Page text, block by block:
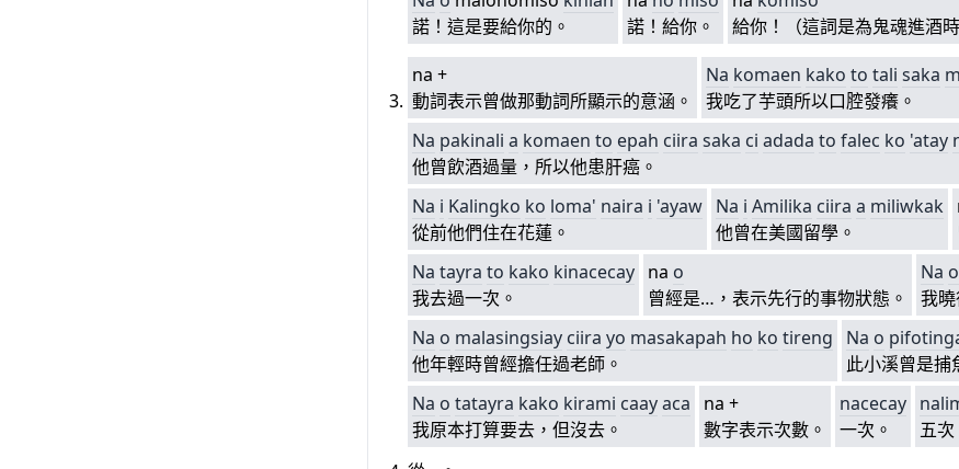
諾！這是要給你的。
諾！給你。
給你！（這詞是為鬼魂進酒
na +
動詞表示曾做那動詞所顯示的意涵。
Na komaen kako to tali saka
我吃了芋頭所以口腔發癢。
Na pakinali a komaen to epah ciira saka ci adada to falec ko 'atay
他曾飲酒過量，所以他患肝癌。
Na i Kalingko ko loma' naira i 'ayaw
從前他們住在花蓮。
Na i Amilika ciira a miliwkak
他曾在美國留學。
Na tayra to kako kinacecay
我去過一次。
na o
曾經是…，表示先行的事物狀態。
Na o
我曉
Na o malasingsiay ciira yo masakapah ho ko tireng
他年輕時曾經擔任過老師。
Na o
此小溪曾是捕
Na o tatayra kako kirami caayaca
我原本打算要去，但沒去。
na +
數字表示次數。
nacecay
一次。
五次